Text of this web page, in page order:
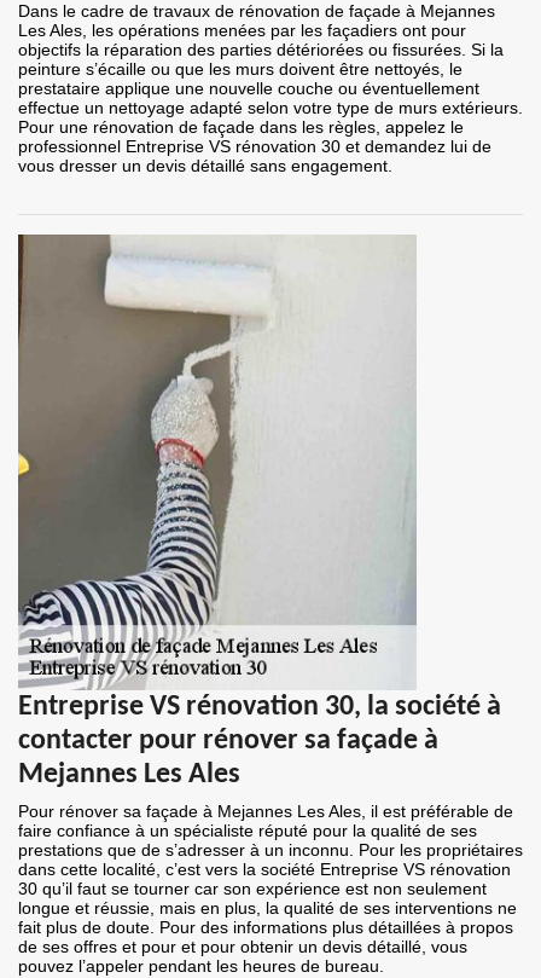
Dans le cadre de travaux de rénovation de façade à Mejannes
Les Ales, les opérations menées par les façadiers ont pour
objectifs la réparation des parties détériorées ou fissurées. Si la
peinture s’écaille ou que les murs doivent être nettoyés, le
prestataire applique une nouvelle couche ou éventuellement
effectue un nettoyage adapté selon votre type de murs extérieurs.
Pour une rénovation de façade dans les règles, appelez le
professionnel Entreprise VS rénovation 30 et demandez lui de
vous dresser un devis détaillé sans engagement.
Entreprise VS rénovation 30, la société à
contacter pour rénover sa façade à
Mejannes Les Ales
Pour rénover sa façade à Mejannes Les Ales, il est préférable de
faire confiance à un spécialiste réputé pour la qualité de ses
prestations que de s’adresser à un inconnu. Pour les propriétaires
dans cette localité, c’est vers la société Entreprise VS rénovation
30 qu’il faut se tourner car son expérience est non seulement
longue et réussie, mais en plus, la qualité de ses interventions ne
fait plus de doute. Pour des informations plus détaillées à propos
de ses offres et pour et pour obtenir un devis détaillé, vous
pouvez l’appeler pendant les heures de bureau.